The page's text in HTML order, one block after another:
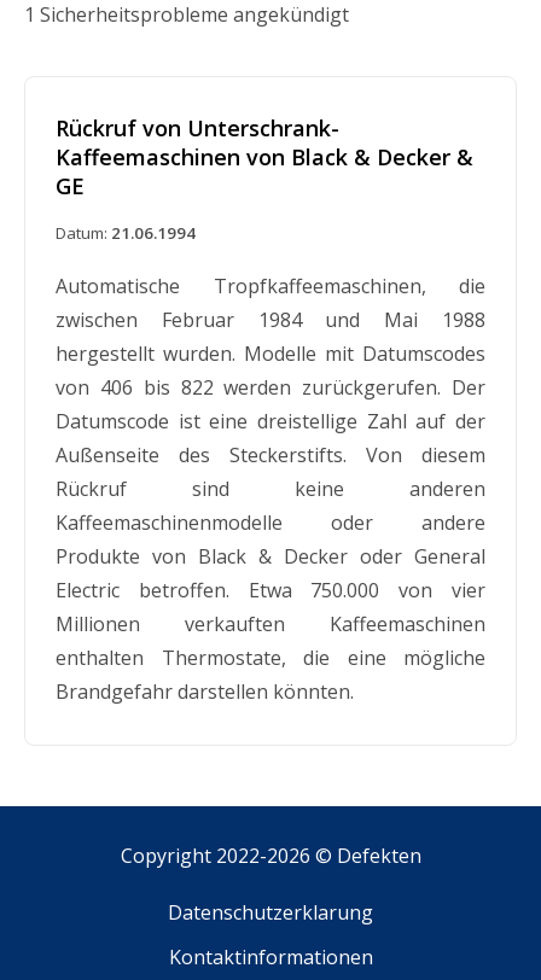
1 Sicherheitsprobleme angekündigt
Rückruf von Unterschrank-
Kaffeemaschinen von Black & Decker &
GE
Datum: 21.06.1994
Automatische Tropfkaffeemaschinen, die
zwischen Februar 1984 und Mai 1988
hergestellt wurden. Modelle mit Datumscodes
von 406 bis 822 werden zurückgerufen. Der
Datumscode ist eine dreistellige Zahl auf der
Außenseite des Steckerstifts. Von diesem
Rückruf sind keine anderen
Kaffeemaschinenmodelle oder andere
Produkte von Black & Decker oder General
Electric betroffen. Etwa 750.000 von vier
Millionen verkauften Kaffeemaschinen
enthalten Thermostate, die eine mögliche
Brandgefahr darstellen könnten.
Copyright 2022-2026 © Defekten
Datenschutzerklarung
Kontaktinformationen